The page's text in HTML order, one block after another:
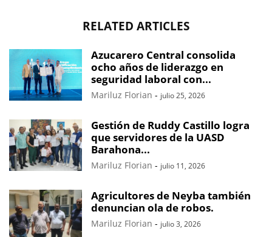
RELATED ARTICLES
Azucarero Central consolida
ocho años de liderazgo en
seguridad laboral con...
Mariluz Florian - julio 25, 2026
Gestión de Ruddy Castillo logra
que servidores de la UASD
Barahona...
Mariluz Florian - julio 11, 2026
Agricultores de Neyba también
denuncian ola de robos.
Mariluz Florian - julio 3, 2026